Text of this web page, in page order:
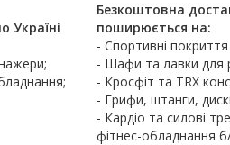
Україні
Безкоштовна
поширюється на:
- Спортивні покриття
- Шафи та лавки для
- Кросфіт та TRX
- Грифи, штанги,
- Кардіо та силові
фітнес-обладнання